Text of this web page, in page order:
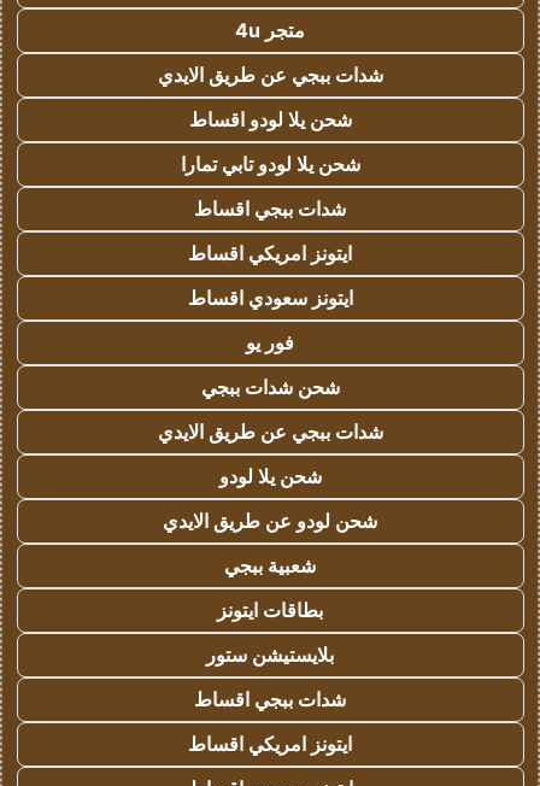
متجر 4u
شدات ببجي عن طريق الايدي
شحن يلا لودو اقساط
شحن يلا لودو تابي تمارا
شدات ببجي اقساط
ايتونز امريكي اقساط
ايتونز سعودي اقساط
فور يو
شحن شدات ببجي
شدات ببجي عن طريق الايدي
شحن يلا لودو
شحن لودو عن طريق الايدي
شعبية ببجي
بطاقات ايتونز
بلايستيشن ستور
شدات ببجي اقساط
ايتونز امريكي اقساط